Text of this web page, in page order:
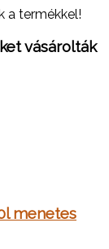
a termékkel!
vásárolták
menetes